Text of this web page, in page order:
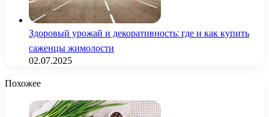
Здоровый урожай и декоративность: где и как купить
саженцы жимолости
02.07.2025
Похожее